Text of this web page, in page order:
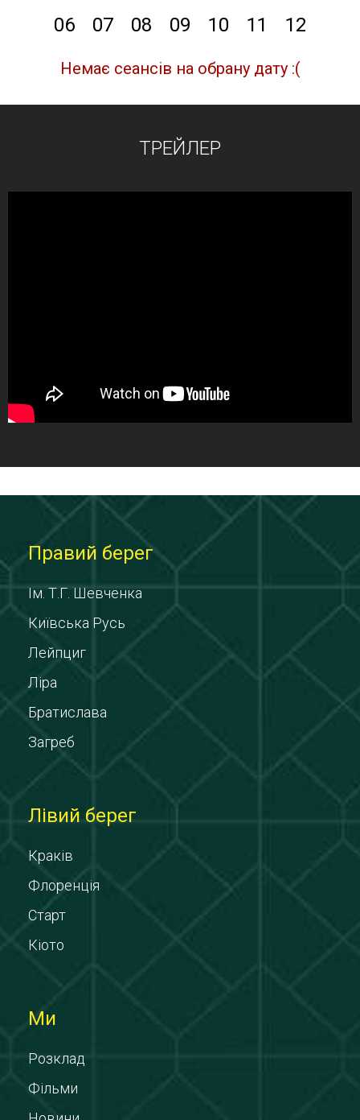
06
07 08 09 10 11 12
Немає сеансів на обрану дату :(
ТРЕЙЛЕР
Правий берег
Ім. Т.Г. Шевченка
Київська Русь
Лейпциг
Ліра
Братислава
Загреб
Лівий берег
Краків
Флоренція
Старт
Кіото
Ми
Розклад
Фільми